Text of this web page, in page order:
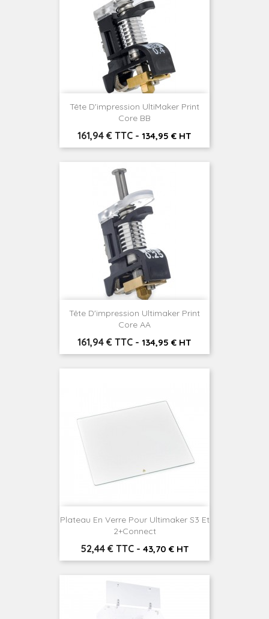
Tête D'impression UltiMaker Print
Core BB
Prix
161,94 € TTC - 134,95 € HT
Tête D'impression Ultimaker Print
Core AA
Prix
161,94 € TTC - 134,95 € HT
Plateau En Verre Pour Ultimaker S3 Et
2+connect
Prix
52,44 € TTC - 43,70 € HT